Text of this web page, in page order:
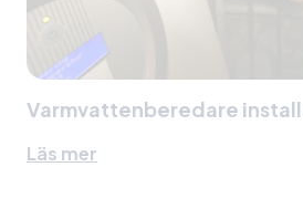
Varmvattenberedare
Läs mer